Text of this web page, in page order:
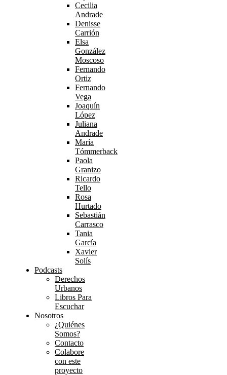
Cecilia
Andrade
Denisse
Carrión
Elsa
González
Moscoso
Fernando
Ortiz
Fernando
Vega
Joaquín
López
Juliana
Andrade
María
Tómmerback
Paola
Granizo
Ricardo
Tello
Rosa
Hurtado
Sebastián
Carrasco
Tania
García
Xavier
Solís
Podcasts
Derechos
Urbanos
Libros Para
Escuchar
Nosotros
¿Quiénes
Somos?
Contacto
Colabore
con este
proyecto